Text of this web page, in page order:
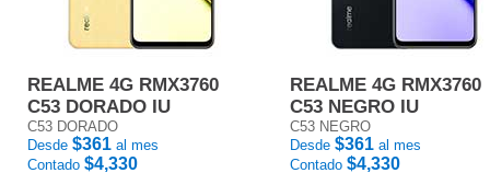
REALME 4G RMX3760
C53 DORADO IU
C53 DORADO
Desde $361 al mes
Contado $4,330
REALME 4G RMX3760
C53 NEGRO IU
C53 NEGRO
Desde $361 al mes
Contado $4,330